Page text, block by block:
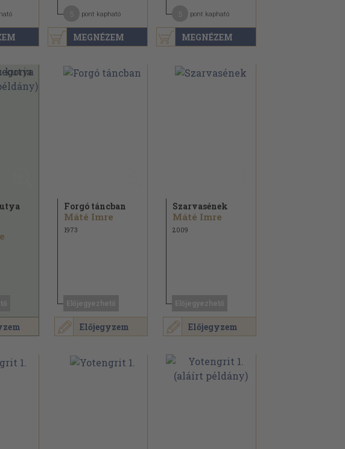
MEGNÉZEM
pont kapható
MEGNÉZEM
pont kapható
Előjegyzem
Forgó táncban
Máté Imre
1973
Előjegyzem
Szarvasének
Máté Imre
2009